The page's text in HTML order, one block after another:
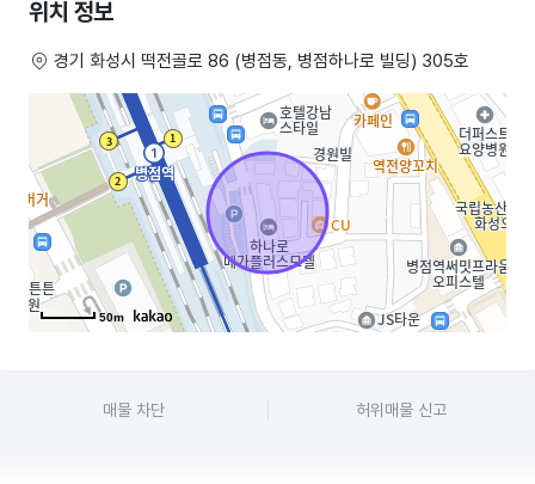
광고효과 좋습니다
꼭 음식점이 아니고 다른업종도 환영합니다
PC방,게임방도 괜찮을것 같습니다
위치 정보
경기 화성시 떡전골로 86 (병점동, 병점하나로 빌딩) 305호
50m
매물 차단 허위매물 신고